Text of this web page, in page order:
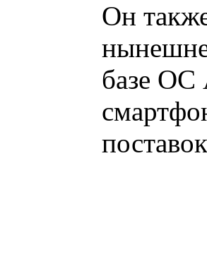
Он
базе ОС